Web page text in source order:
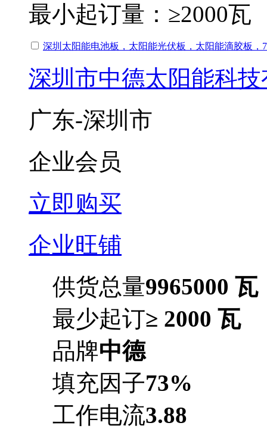
最小起订量： ≥2000瓦
深圳太阳能电池板，太阳能光伏板，太阳能滴胶板，
深圳市中德太阳能科
广东-深圳市
企业会员
立即购买
企业旺铺
供货总量9965000 瓦
最少起订≥ 2000 瓦
品牌中德
填充因子73%
工作电流3.88